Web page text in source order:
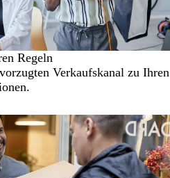
Regeln
Verkaufskanal zu Ihren